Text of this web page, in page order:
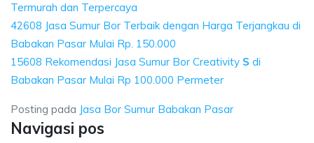
Termurah dan Terpercaya
42608 Jasa Sumur Bor Terbaik dengan Harga Terjangkau di
Babakan Pasar Mulai Rp. 150.000
15608 Rekomendasi Jasa Sumur Bor Creativity S di
Babakan Pasar Mulai Rp 100.000 Permeter
Posting pada Jasa Bor Sumur Babakan Pasar
Navigasi pos